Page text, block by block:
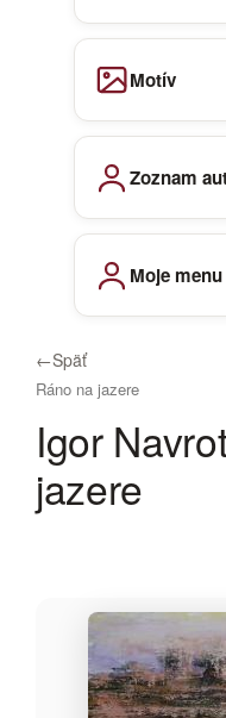
Motív
Zoznam
Moje menu
←Späť
Ráno na jazere
Igor
jazere